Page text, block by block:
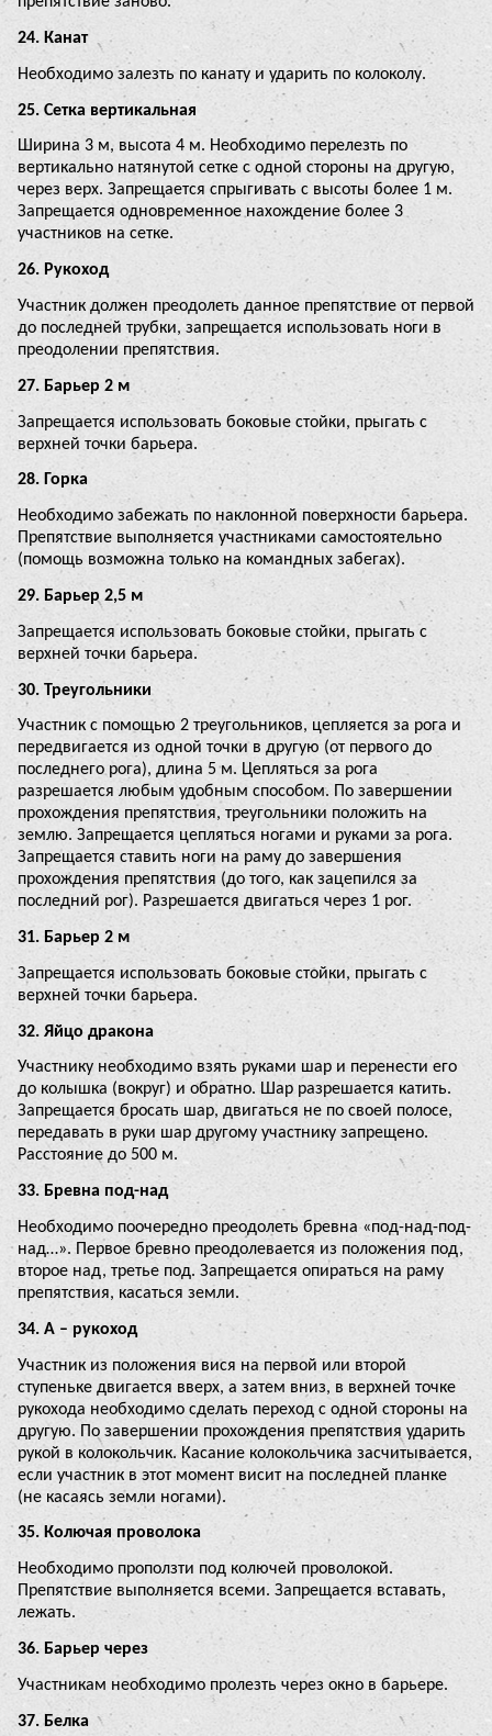
24. Канат
Необходимо залезть по канату и ударить по колоколу.
25. Сетка вертикальная
Ширина 3 м, высота 4 м. Необходимо перелезть по
вертикально натянутой сетке с одной стороны на другую,
через верх. Запрещается спрыгивать с высоты более 1 м.
Запрещается одновременное нахождение более 3
участников на сетке.
26. Рукоход
Участник должен преодолеть данное препятствие от первой
до последней трубки, запрещается использовать ноги в
преодолении препятствия.
27. Барьер 2 м
Запрещается использовать боковые стойки, прыгать с
верхней точки барьера.
28. Горка
Необходимо забежать по наклонной поверхности барьера.
Препятствие выполняется участниками самостоятельно
(помощь возможна только на командных забегах).
29. Барьер 2,5 м
Запрещается использовать боковые стойки, прыгать с
верхней точки барьера.
30. Треугольники
Участник с помощью 2 треугольников, цепляется за рога и
передвигается из одной точки в другую (от первого до
последнего рога), длина 5 м. Цепляться за рога
разрешается любым удобным способом. По завершении
прохождения препятствия, треугольники положить на
землю. Запрещается цепляться ногами и руками за рога.
Запрещается ставить ноги на раму до завершения
прохождения препятствия (до того, как зацепился за
последний рог). Разрешается двигаться через 1 рог.
31. Барьер 2 м
Запрещается использовать боковые стойки, прыгать с
верхней точки барьера.
32. Яйцо дракона
Участнику необходимо взять руками шар и перенести его
до колышка (вокруг) и обратно. Шар разрешается катить.
Запрещается бросать шар, двигаться не по своей полосе,
передавать в руки шар другому участнику запрещено.
Расстояние до 500 м.
33. Бревна под-над
Необходимо поочередно преодолеть бревна «под-над-под-
над…». Первое бревно преодолевается из положения под,
второе над, третье под. Запрещается опираться на раму
препятствия, касаться земли.
34. А – рукоход
Участник из положения вися на первой или второй
ступеньке двигается вверх, а затем вниз, в верхней точке
рукохода необходимо сделать переход с одной стороны на
другую. По завершении прохождения препятствия ударить
рукой в колокольчик. Касание колокольчика засчитывается,
если участник в этот момент висит на последней планке
(не касаясь земли ногами).
35. Колючая проволока
Необходимо проползти под колючей проволокой.
Препятствие выполняется всеми. Запрещается вставать,
лежать.
36. Барьер через
Участникам необходимо пролезть через окно в барьере.
37. Белка